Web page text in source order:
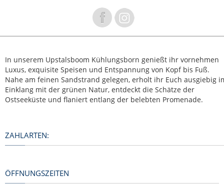
In unserem Upstalsboom Kühlungsborn genießt ihr vornehmen
Luxus, exquisite Speisen und Entspannung von Kopf bis Fuß.
Nahe am feinen Sandstrand gelegen, erholt ihr Euch ausgiebig
Einklang mit der grünen Natur, entdeckt die Schätze der
Ostseeküste und flaniert entlang der belebten Promenade.
ZAHLARTEN:
ÖFFNUNGSZEITEN